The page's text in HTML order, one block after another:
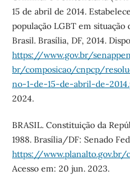
15 de abril de 2014.
população LGBT em
Brasil. Brasília, DF, 2014.
https://www.gov.br/
br/composicao/cnpcp/
no-1-de-15-de-abril-de-
2024.
BRASIL. Constituição da
1988. Brasília/DF: Senado
https://
Acesso em: 20 jun. 2023.